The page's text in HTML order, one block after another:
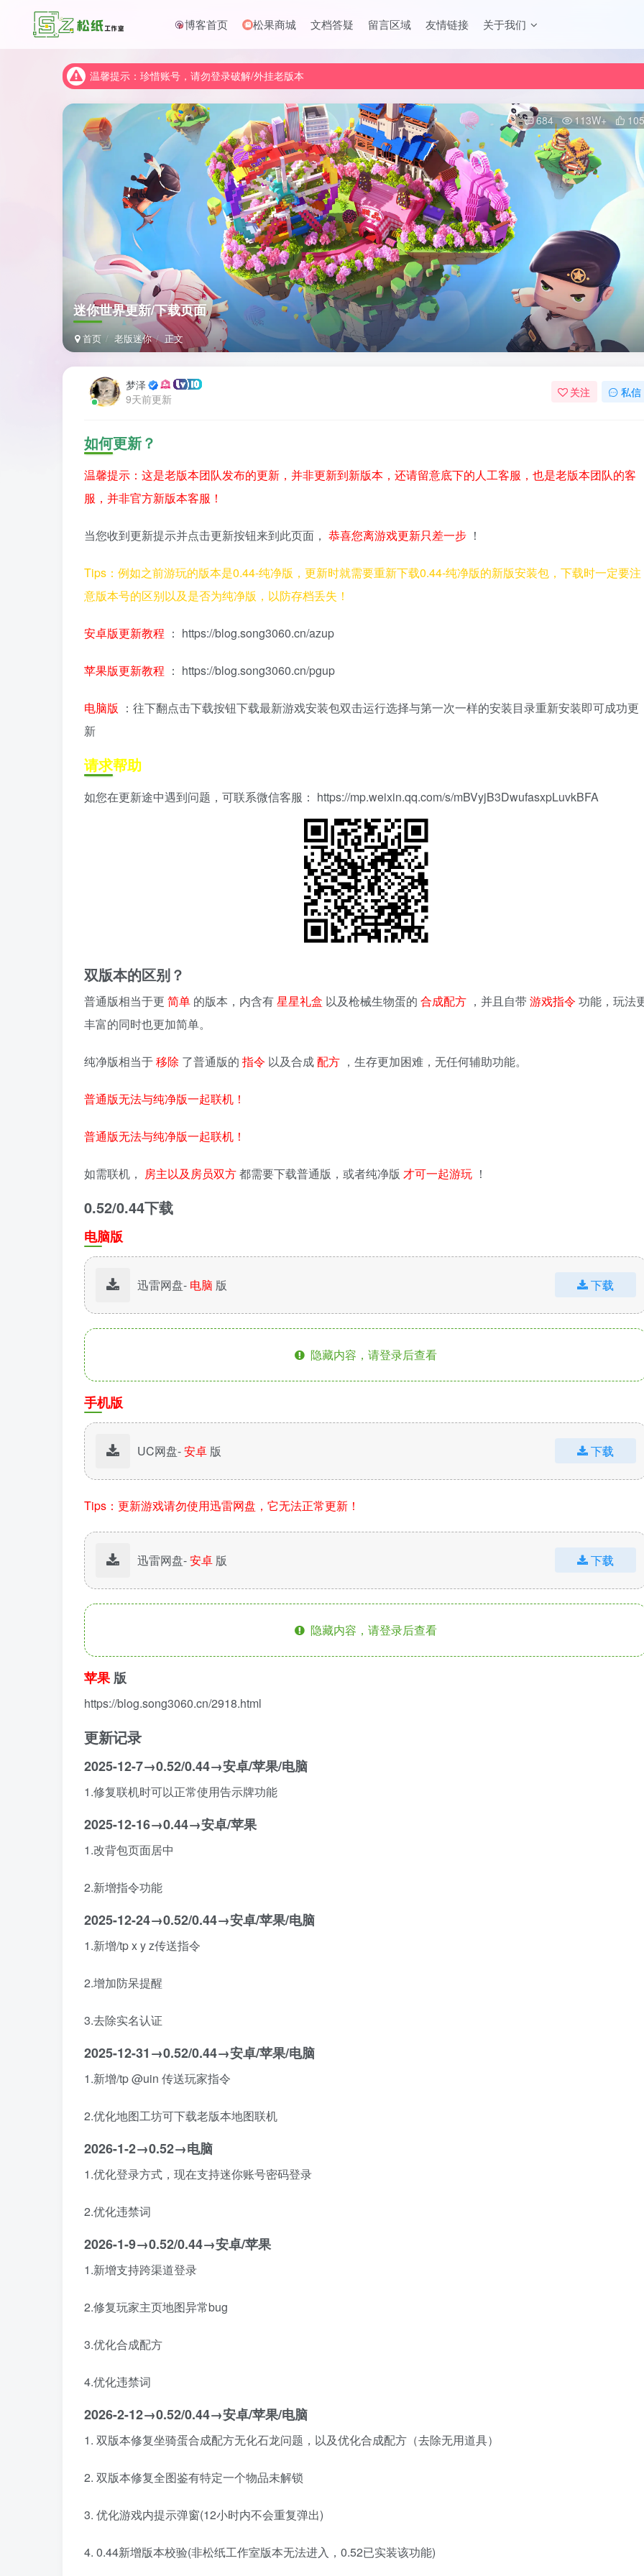
博客首页 松果商城 文档答疑 留言区域 友情链接 关于我们
温馨提示：珍惜账号，请勿登录破解/外挂老版本
温馨提示：珍惜账号，请勿登录破解/外挂老版本
迷你世界更新/下载页面
首页 老版迷你 正文
684 113W+
梦泽
9天前更新
关注 私信
如何更新？
温馨提示：这是老版本团队发布的更新，并非更新到新版本，还请留意底下的人工客服，也是老版本团队的客
服，并非官方新版本客服！
当您收到更新提示并点击更新按钮来到此页面， 恭喜您离游戏更新只差一步 ！
Tips：例如之前游玩的版本是0.44-纯净版，更新时就需要重新下载0.44-纯净版的新版安装包，下载时一定要注
意版本号的区别以及是否为纯净版，以防存档丢失！
安卓版更新教程 ： https://blog.song3060.cn/azup
苹果版更新教程 ： https://blog.song3060.cn/pgup
电脑版 ：往下翻点击下载按钮下载最新游戏安装包双击运行选择与第一次一样的安装目录重新安装即可成功更
新
请求帮助
如您在更新途中遇到问题，可联系微信客服： https://mp.weixin.qq.com/s/mBVyjB3DwufasxpLuvkBFA
双版本的区别？
普通版相当于更 简单 的版本，内含有星星礼盒 以及枪械生物蛋的 合成配方 ，并且自带游戏指令 功能，玩法
丰富的同时也更加简单。
纯净版相当于移除 了普通版的 指令 以及合成配方 ，生存更加困难，无任何辅助功能。
普通版无法与纯净版一起联机！
普通版无法与纯净版一起联机！
如需联机， 房主以及房员双方都需要下载普通版，或者纯净版 才可一起游玩 ！
0.52/0.44下载
电脑版
迅雷网盘- 电脑 版 下载
隐藏内容，请登录后查看
手机版
UC网盘-安卓 版 下载
Tips：更新游戏请勿使用迅雷网盘，它无法正常更新！
迅雷网盘-安卓 版 下载
隐藏内容，请登录后查看
苹果版
https://blog.song3060.cn/2918.html
更新记录
2025-12-7→0.52/0.44→安卓/苹果/电脑
1.修复联机时可以正常使用告示牌功能
2025-12-16→0.44→安卓/苹果
1.改背包页面居中
2.新增指令功能
2025-12-24→0.52/0.44→安卓/苹果/电脑
1.新增/tp x y z传送指令
2.增加防呆提醒
3.去除实名认证
2025-12-31→0.52/0.44→安卓/苹果/电脑
1.新增/tp @uin 传送玩家指令
2.优化地图工坊可下载老版本地图联机
2026-1-2→0.52→电脑
1.优化登录方式，现在支持迷你账号密码登录
2.优化违禁词
2026-1-9→0.52/0.44→安卓/苹果
1.新增支持跨渠道登录
2.修复玩家主页地图异常bug
3.优化合成配方
4.优化违禁词
2026-2-12→0.52/0.44→安卓/苹果/电脑
1. 双版本修复坐骑蛋合成配方无化石龙问题，以及优化合成配方（去除无用道具）
2. 双版本修复全图鉴有特定一个物品未解锁
3. 优化游戏内提示弹窗(12小时内不会重复弹出)
4. 0.44新增版本校验(非松纸工作室版本无法进入，0.52已实装该功能)